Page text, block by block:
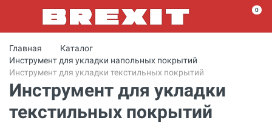
0
Главная
Каталог
Инструмент для укладки напольных покрытий
Инструмент для укладки текстильных покрытий
Инструмент для укладки
текстильных покрытий